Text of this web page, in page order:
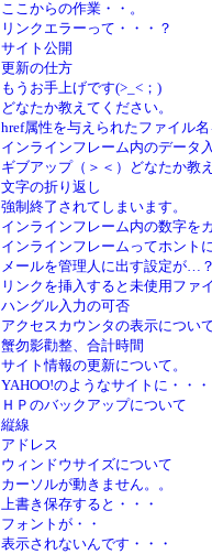
ここからの作業・・。
リンクエラーって・・・？
サイト公開
更新の仕方
もうお手上げです(>_<；)
どなたか教えてください。
href属性を与えられたファイル
インラインフレーム内のデータ
ギブアップ（＞＜）どなたか教
文字の折り返し
強制終了されてしまいます。
インラインフレーム内の数字を
インラインフレームってホント
メールを管理人に出す設定が…
リンクを挿入すると未使用ファ
ハングル入力の可否
アクセスカウンタの表示につい
蟹勿影勸整、合計時間
サイト情報の更新について。
YAHOO!のようなサイトに・・・
ＨＰのバックアップについて
縦線
アドレス
ウィンドウサイズについて
カーソルが動きません。。
上書き保存すると・・・
フォントが・・
表示されないんです・・・